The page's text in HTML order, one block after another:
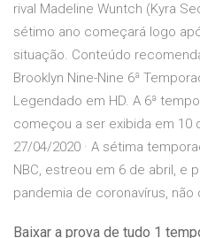
rival Madeline Wuntch (Kyra
sétimo ano começará logo
situação. Conteúdo
Brooklyn Nine-Nine 6ª
Legendado em HD. A 6ª
começou a ser exibida em 10
27/04/2020 · A sétima
NBC, estreou em 6 de abril, e
pandemia de coronavírus,
Baixar a prova de tudo 1